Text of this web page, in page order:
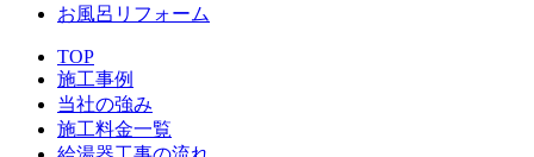
お風呂リフォーム
TOP
施工事例
当社の強み
施工料金一覧